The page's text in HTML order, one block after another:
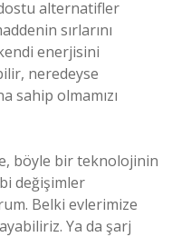
alternatifler
sırlarını
enerjisini
neredeyse
sahip olmamızı
böyle bir teknolojinin
değişimler
Belki evlerimize
Ya da şarj